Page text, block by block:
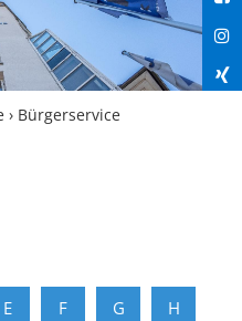
› Bürgerservice
E F G H